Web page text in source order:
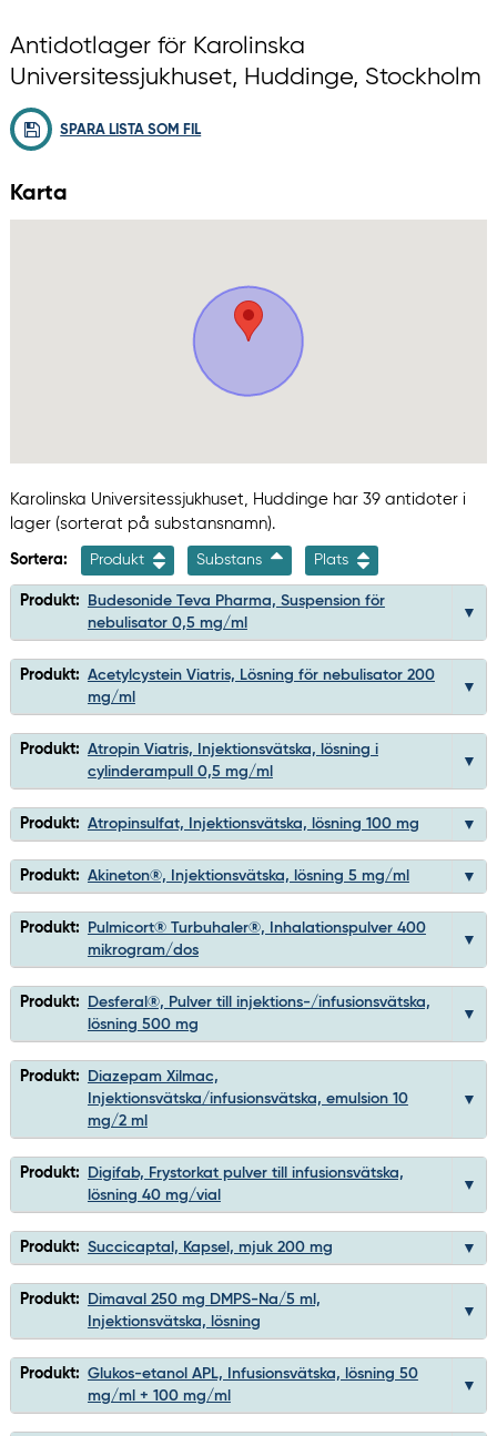
Antidotlager för Karolinska
Universitessjukhuset, Huddinge, Stockholm
SPARA LISTA SOM FIL
Karta
Karolinska Universitessjukhuset, Huddinge har 39 antidoter i
lager (sorterat på substansnamn).
Sortera: Produkt Substans Plats
Produkt:
Budesonide Teva Pharma, Suspension för
nebulisator 0,5 mg/ml
Produkt: Acetylcystein Viatris, Lösning för nebulisator 200
mg/ml
Produkt: Atropin Viatris, Injektionsvätska, lösning i
cylinderampull 0,5 mg/ml
Produkt: Atropinsulfat, Injektionsvätska, lösning 100 mg
Produkt: Akineton®, Injektionsvätska, lösning 5 mg/ml
Produkt:
Pulmicort® Turbuhaler®, Inhalationspulver 400
mikrogram/dos
Produkt:
Desferal®, Pulver till injektions-/infusionsvätska,
lösning 500 mg
Produkt:
Diazepam Xilmac,
Injektionsvätska/infusionsvätska, emulsion 10
mg/2 ml
Produkt:
Digifab, Frystorkat pulver till infusionsvätska,
lösning 40 mg/vial
Produkt: Succicaptal, Kapsel, mjuk 200 mg
Produkt:
Dimaval 250 mg DMPS-Na/5 ml,
Injektionsvätska, lösning
Produkt: Glukos-etanol APL, Infusionsvätska, lösning 50
mg/ml + 100 mg/ml